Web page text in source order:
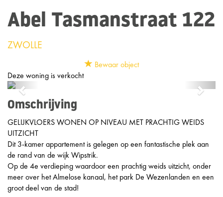
Abel Tasmanstraat 122
ZWOLLE
Bewaar object
Deze woning is verkocht
Previous Next
Omschrijving
GELIJKVLOERS WONEN OP NIVEAU MET PRACHTIG WEIDS
UITZICHT
Dit 3-kamer appartement is gelegen op een fantastische plek aan
de rand van de wijk Wipstrik.
Op de 4e verdieping waardoor een prachtig weids uitzicht, onder
meer over het Almelose kanaal, het park De Wezenlanden en een
groot deel van de stad!